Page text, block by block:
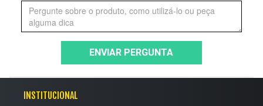
ENVIAR PERGUNTA
INSTITUCIONAL